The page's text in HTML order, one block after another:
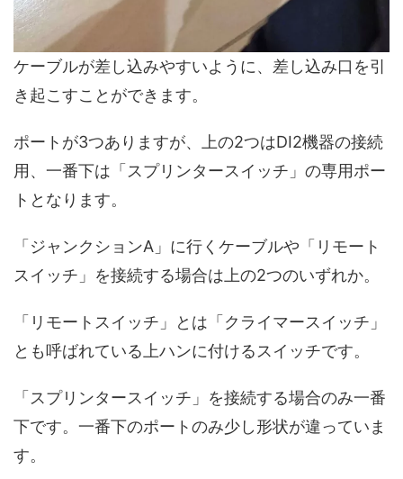
ケーブルが差し込みやすいように、差し込み口を引
き起こすことができます。
ポートが3つありますが、上の2つはDI2機器の接続
用、一番下は「スプリンタースイッチ」の専用ポー
トとなります。
「ジャンクションA」に行くケーブルや「リモート
スイッチ」を接続する場合は上の2つのいずれか。
「リモートスイッチ」とは「クライマースイッチ」
とも呼ばれている上ハンに付けるスイッチです。
「スプリンタースイッチ」を接続する場合のみ一番
下です。一番下のポートのみ少し形状が違っていま
す。